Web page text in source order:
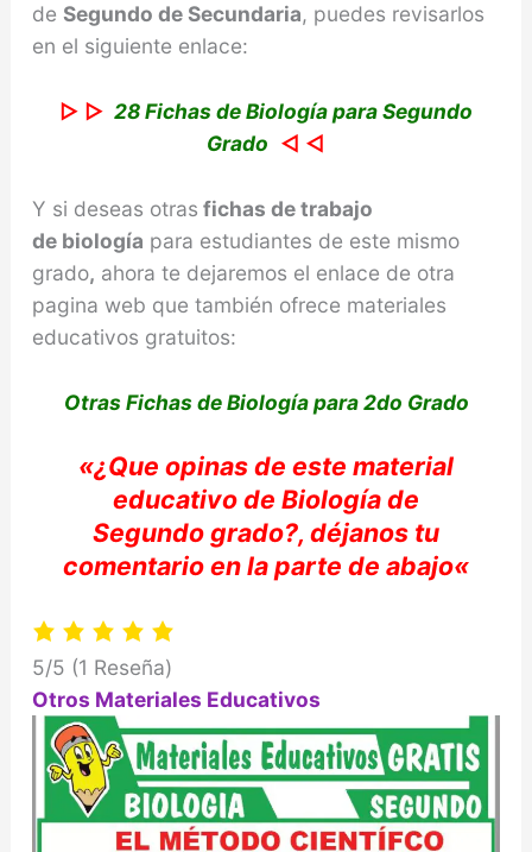
de Segundo de Secundaria, puedes revisarlos
en el siguiente enlace:
▷ ▷ 28 Fichas de Biología para Segundo
Grado ◁ ◁
Y si deseas otras fichas de trabajo
de biología para estudiantes de este mismo
grado, ahora te dejaremos el enlace de otra
pagina web que también ofrece materiales
educativos gratuitos:
Otras Fichas de Biología para 2do Grado
«¿Que opinas de este material
educativo de Biologíade
Segundogrado?, déjanos tu
comentario en la parte de abajo«
5/5 (1 Reseña)
Otros Materiales Educativos